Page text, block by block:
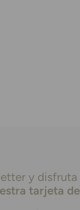
y
tarjeta